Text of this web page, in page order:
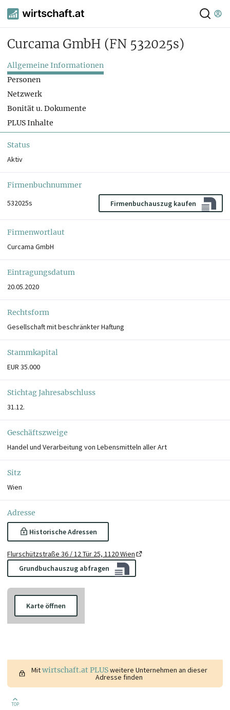
Curcama GmbH (FN 532025s)
Allgemeine Informationen
Personen
Netzwerk
Bonität u. Dokumente
PLUS Inhalte
Status
Aktiv
Firmenbuchnummer
532025s
Firmenbuchauszug kaufen
Firmenwortlaut
Curcama GmbH
Eintragungsdatum
20.05.2020
Rechtsform
Gesellschaft mit beschränkter Haftung
Stammkapital
EUR 35.000
Stichtag Jahresabschluss
31.12.
Geschäftszweige
Handel und Verarbeitung von Lebensmitteln aller Art
Sitz
Wien
Adresse
Historische Adressen
Flurschützstraße 36 / 12 Tür 25, 1120 Wien
Grundbuchauszug abfragen
Karte öffnen
Mitwirtschaft.at PLUSweitere Unternehmen an dieser
Adresse finden
TOP